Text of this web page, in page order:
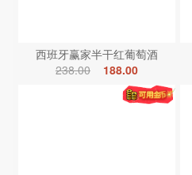
西班牙赢家半干红葡萄酒
238.00
188.00